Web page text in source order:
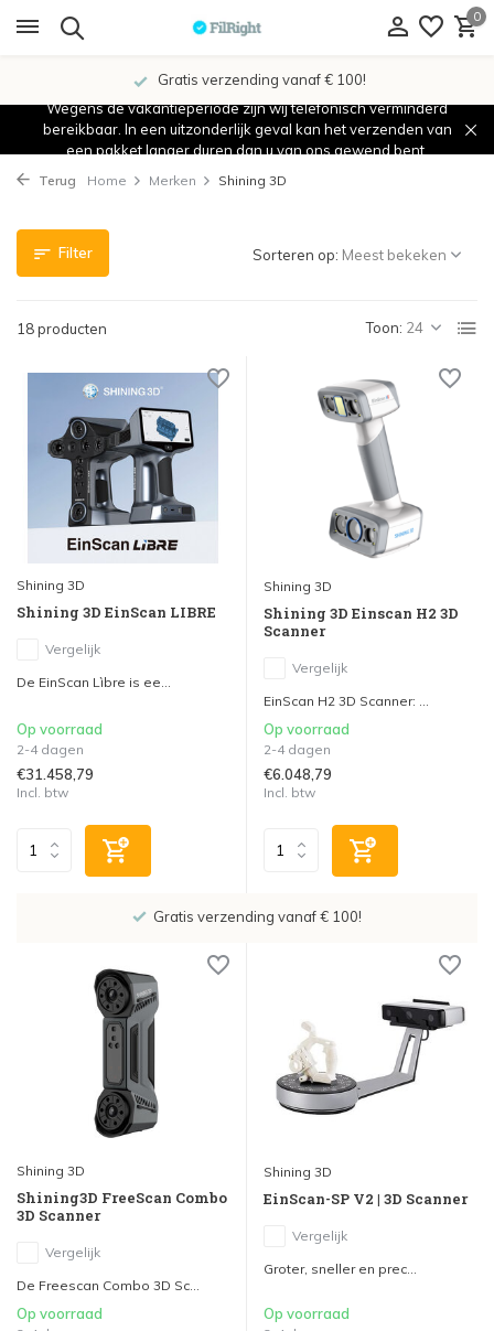
0
Gratis verzending vanaf € 100!
Wegens de vakantieperiode zijn wij telefonisch verminderd
bereikbaar. In een uitzonderlijk geval kan het verzenden van
een pakket langer duren dan u van ons gewend bent.
Terug Home Merken Shining 3D
Filter
18 producten Toon:
Sorteren op:
Shining 3D
Shining 3D EinScan LIBRE
Vergelijk
De EinScan Lìbre is ee...
Op voorraad
2-4 dagen
€31.458,79
Incl. btw
Shining 3D
Shining 3D Einscan H2 3D
Scanner
Vergelijk
EinScan H2 3D Scanner: ...
Op voorraad
2-4 dagen
€6.048,79
Incl. btw
Gratis verzending vanaf € 100!
Shining 3D
Shining3D FreeScan Combo
3D Scanner
Vergelijk
De Freescan Combo 3D Sc...
Op voorraad
Shining 3D
EinScan-SP V2 | 3D Scanner
Vergelijk
Groter, sneller en prec...
Op voorraad